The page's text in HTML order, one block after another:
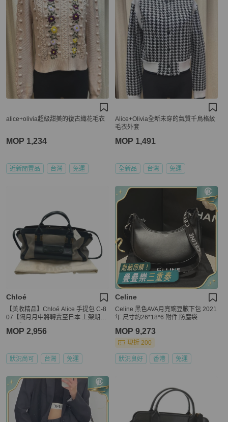
alice+olivia超級甜美的復古織花毛衣
MOP 1,234
近新閒置品 台灣 免運
Alice+Olivia全新未穿的氣質千鳥格紋
毛衣外套
MOP 1,491
全新品 台灣 免運
Chloé
【美收精品】Chloé Alice 手提包 C-8
07【隔月月中將轉賣至日本 上架期限
MOP 2,956
狀況尚可 台灣 免運
Celine
Celine 黑色AVA月亮豌豆腋下包 2021
年 尺寸約26*18*6 附件:防塵袋
MOP 9,273
現折 200
狀況良好 香港 免運